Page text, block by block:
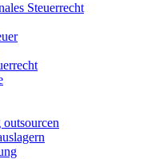
Steuerrecht